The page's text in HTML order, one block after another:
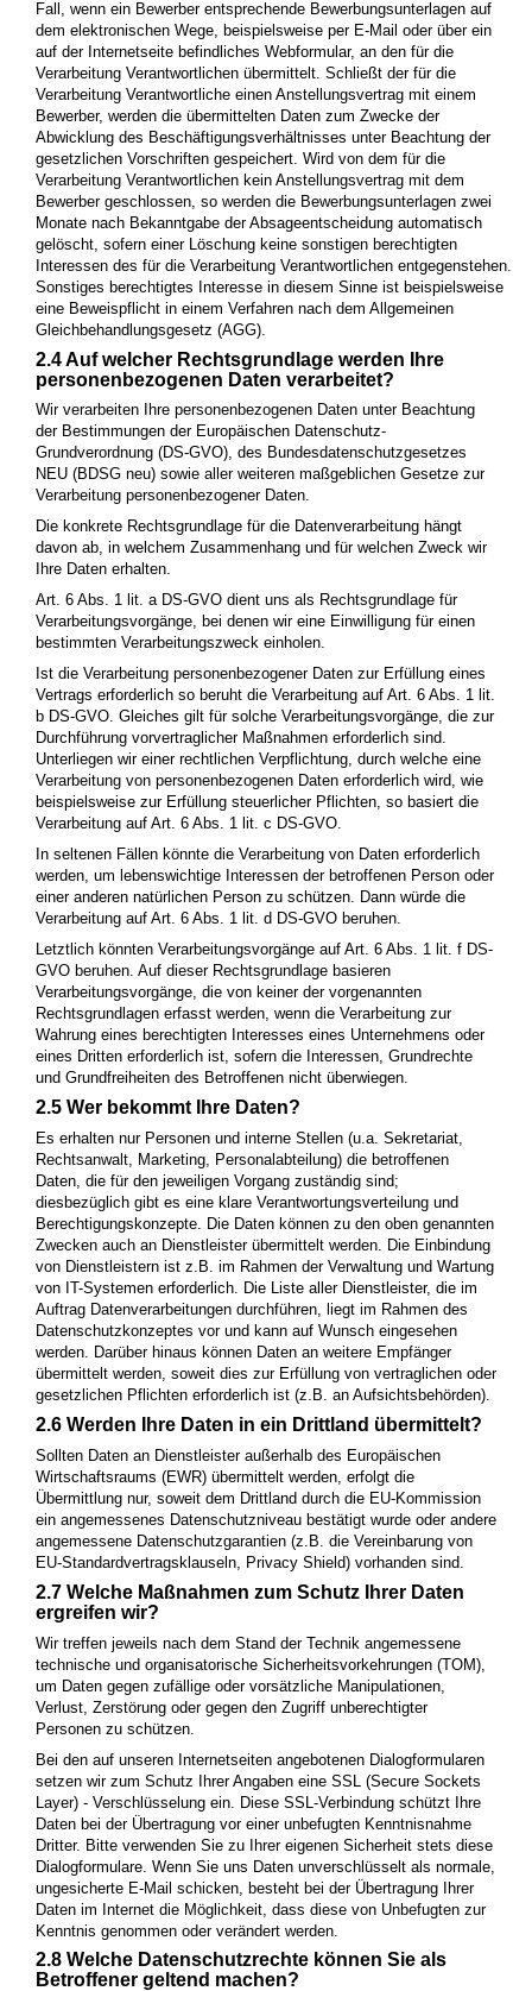
Fall, wenn ein Bewerber entsprechende Bewerbungsunterlagen auf
dem elektronischen Wege, beispielsweise per E-Mail oder über ein
auf der Internetseite befindliches Webformular, an den für die
Verarbeitung Verantwortlichen übermittelt. Schließt der für die
Verarbeitung Verantwortliche einen Anstellungsvertrag mit einem
Bewerber, werden die übermittelten Daten zum Zwecke der
Abwicklung des Beschäftigungsverhältnisses unter Beachtung der
gesetzlichen Vorschriften gespeichert. Wird von dem für die
Verarbeitung Verantwortlichen kein Anstellungsvertrag mit dem
Bewerber geschlossen, so werden die Bewerbungsunterlagen zwei
Monate nach Bekanntgabe der Absageentscheidung automatisch
gelöscht, sofern einer Löschung keine sonstigen berechtigten
Interessen des für die Verarbeitung Verantwortlichen entgegenstehen.
Sonstiges berechtigtes Interesse in diesem Sinne ist beispielsweise
eine Beweispflicht in einem Verfahren nach dem Allgemeinen
Gleichbehandlungsgesetz (AGG).
2.4 Auf welcher Rechtsgrundlage werden Ihre
personenbezogenen Daten verarbeitet?
Wir verarbeiten Ihre personenbezogenen Daten unter Beachtung
der Bestimmungen der Europäischen Datenschutz-
Grundverordnung (DS-GVO), des Bundesdatenschutzgesetzes
NEU (BDSG neu) sowie aller weiteren maßgeblichen Gesetze zur
Verarbeitung personenbezogener Daten.
Die konkrete Rechtsgrundlage für die Datenverarbeitung hängt
davon ab, in welchem Zusammenhang und für welchen Zweck wir
Ihre Daten erhalten.
Art. 6 Abs. 1 lit. a DS-GVO dient uns als Rechtsgrundlage für
Verarbeitungsvorgänge, bei denen wir eine Einwilligung für einen
bestimmten Verarbeitungszweck einholen.
Ist die Verarbeitung personenbezogener Daten zur Erfüllung eines
Vertrags erforderlich so beruht die Verarbeitung auf Art. 6 Abs. 1 lit.
b DS-GVO. Gleiches gilt für solche Verarbeitungsvorgänge, die zur
Durchführung vorvertraglicher Maßnahmen erforderlich sind.
Unterliegen wir einer rechtlichen Verpflichtung, durch welche eine
Verarbeitung von personenbezogenen Daten erforderlich wird, wie
beispielsweise zur Erfüllung steuerlicher Pflichten, so basiert die
Verarbeitung auf Art. 6 Abs. 1 lit. c DS-GVO.
In seltenen Fällen könnte die Verarbeitung von Daten erforderlich
werden, um lebenswichtige Interessen der betroffenen Person oder
einer anderen natürlichen Person zu schützen. Dann würde die
Verarbeitung auf Art. 6 Abs. 1 lit. d DS-GVO beruhen.
Letztlich könnten Verarbeitungsvorgänge auf Art. 6 Abs. 1 lit. f DS-
GVO beruhen. Auf dieser Rechtsgrundlage basieren
Verarbeitungsvorgänge, die von keiner der vorgenannten
Rechtsgrundlagen erfasst werden, wenn die Verarbeitung zur
Wahrung eines berechtigten Interesses eines Unternehmens oder
eines Dritten erforderlich ist, sofern die Interessen, Grundrechte
und Grundfreiheiten des Betroffenen nicht überwiegen.
2.5 Wer bekommt Ihre Daten?
Es erhalten nur Personen und interne Stellen (u.a. Sekretariat,
Rechtsanwalt, Marketing, Personalabteilung) die betroffenen
Daten, die für den jeweiligen Vorgang zuständig sind;
diesbezüglich gibt es eine klare Verantwortungsverteilung und
Berechtigungskonzepte. Die Daten können zu den oben genannten
Zwecken auch an Dienstleister übermittelt werden. Die Einbindung
von Dienstleistern ist z.B. im Rahmen der Verwaltung und Wartung
von IT-Systemen erforderlich. Die Liste aller Dienstleister, die im
Auftrag Datenverarbeitungen durchführen, liegt im Rahmen des
Datenschutzkonzeptes vor und kann auf Wunsch eingesehen
werden. Darüber hinaus können Daten an weitere Empfänger
übermittelt werden, soweit dies zur Erfüllung von vertraglichen oder
gesetzlichen Pflichten erforderlich ist (z.B. an Aufsichtsbehörden).
2.6 Werden Ihre Daten in ein Drittland übermittelt?
Sollten Daten an Dienstleister außerhalb des Europäischen
Wirtschaftsraums (EWR) übermittelt werden, erfolgt die
Übermittlung nur, soweit dem Drittland durch die EU-Kommission
ein angemessenes Datenschutzniveau bestätigt wurde oder andere
angemessene Datenschutzgarantien (z.B. die Vereinbarung von
EU-Standardvertragsklauseln, Privacy Shield) vorhanden sind.
2.7 Welche Maßnahmen zum Schutz Ihrer Daten
ergreifen wir?
Wir treffen jeweils nach dem Stand der Technik angemessene
technische und organisatorische Sicherheitsvorkehrungen (TOM),
um Daten gegen zufällige oder vorsätzliche Manipulationen,
Verlust, Zerstörung oder gegen den Zugriff unberechtigter
Personen zu schützen.
Bei den auf unseren Internetseiten angebotenen Dialogformularen
setzen wir zum Schutz Ihrer Angaben eine SSL (Secure Sockets
Layer) - Verschlüsselung ein. Diese SSL-Verbindung schützt Ihre
Daten bei der Übertragung vor einer unbefugten Kenntnisnahme
Dritter. Bitte verwenden Sie zu Ihrer eigenen Sicherheit stets diese
Dialogformulare. Wenn Sie uns Daten unverschlüsselt als normale,
ungesicherte E-Mail schicken, besteht bei der Übertragung Ihrer
Daten im Internet die Möglichkeit, dass diese von Unbefugten zur
Kenntnis genommen oder verändert werden.
2.8 Welche Datenschutzrechte können Sie als
Betroffener geltend machen?